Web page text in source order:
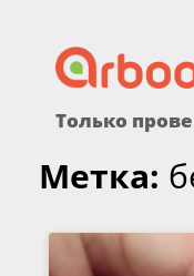
to
content
Только
Метка: